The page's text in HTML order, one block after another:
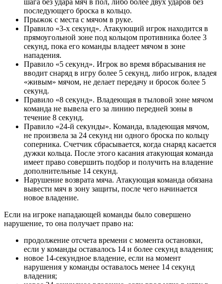
шага без удара мяч в пол, либо более двух ударов без
последующего броска в кольцо.
Прыжок с места с мячом в руке.
Правило «3-х секунд». Атакующий игрок находится в
прямоугольной зоне под кольцом противника более 3
секунд, пока его команды владеет мячом в зоне
нападения.
Правило «5 секунд». Игрок во время вбрасывания не
вводит снаряд в игру более 5 секунд, либо игрок, владея
«живым» мячом, не делает передачу и бросок более 5
секунд.
Правило «8 секунд». Владеющая в тыловой зоне мячом
команда не вывела его за линию передней зоны в
течение 8 секунд.
Правило «24-й секунды». Команда, владеющая мячом,
не произвела за 24 секунд ни одного броска по кольцу
соперника. Счетчик сбрасывается, когда снаряд касается
дужки кольца. После этого касания атакующая команда
имеет право совершить подбор и получить на владение
дополнительные 14 секунд.
Нарушение возврата мяча. Атакующая команда обязана
вывести мяч в зону защиты, после чего начинается
новое владение.
Если на игроке нападающей команды было совершено
нарушение, то она получает право на:
продолжение отсчета времени с момента остановки,
если у команды оставалось 14 и более секунд владения;
новое 14-секундное владение, если на момент
нарушения у команды оставалось менее 14 секунд
владения;